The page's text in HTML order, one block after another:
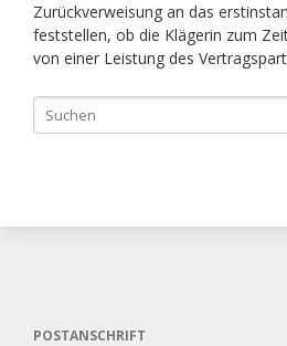
Zurückverweisung an das
feststellen, ob die Klägerin zum
von einer Leistung des
POSTANSCHRIFT